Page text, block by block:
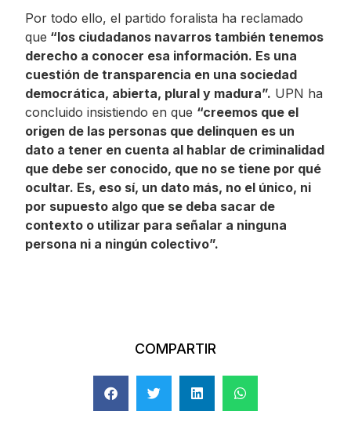
Por todo ello, el partido foralista ha reclamado
que “los ciudadanos navarros también tenemos
derecho a conocer esa información. Es una
cuestión de transparencia en una sociedad
democrática, abierta, plural y madura”. UPN ha
concluido insistiendo en que “creemos que el
origen de las personas que delinquen es un
dato a tener en cuenta al hablar de criminalidad
que debe ser conocido, que no se tiene por qué
ocultar. Es, eso sí, un dato más, no el único, ni
por supuesto algo que se deba sacar de
contexto o utilizar para señalar a ninguna
persona ni a ningún colectivo”.
COMPARTIR